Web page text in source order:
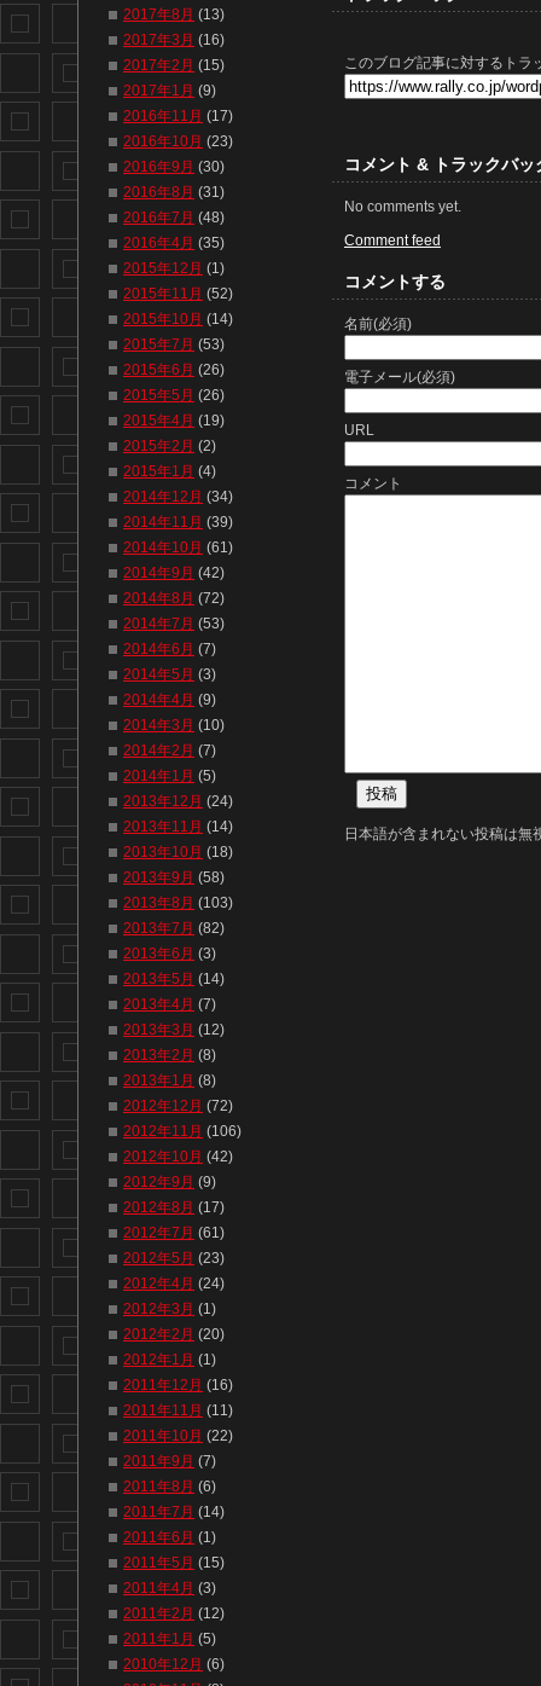
このブログ記事に対するトラ
コメント & トラックバッ
No comments yet.
Comment feed
コメントする
名前(必須)
電子メール(必須)
URL
コメント
日本語が含まれない投稿は無
2017年8月 (13)
2017年3月 (16)
2017年2月 (15)
2017年1月 (9)
2016年11月 (17)
2016年10月 (23)
2016年9月 (30)
2016年8月 (31)
2016年7月 (48)
2016年4月 (35)
2015年12月 (1)
2015年11月 (52)
2015年10月 (14)
2015年7月 (53)
2015年6月 (26)
2015年5月 (26)
2015年4月 (19)
2015年2月 (2)
2015年1月 (4)
2014年12月 (34)
2014年11月 (39)
2014年10月 (61)
2014年9月 (42)
2014年8月 (72)
2014年7月 (53)
2014年6月 (7)
2014年5月 (3)
2014年4月 (9)
2014年3月 (10)
2014年2月 (7)
2014年1月 (5)
2013年12月 (24)
2013年11月 (14)
2013年10月 (18)
2013年9月 (58)
2013年8月 (103)
2013年7月 (82)
2013年6月 (3)
2013年5月 (14)
2013年4月 (7)
2013年3月 (12)
2013年2月 (8)
2013年1月 (8)
2012年12月 (72)
2012年11月 (106)
2012年10月 (42)
2012年9月 (9)
2012年8月 (17)
2012年7月 (61)
2012年5月 (23)
2012年4月 (24)
2012年3月 (1)
2012年2月 (20)
2012年1月 (1)
2011年12月 (16)
2011年11月 (11)
2011年10月 (22)
2011年9月 (7)
2011年8月 (6)
2011年7月 (14)
2011年6月 (1)
2011年5月 (15)
2011年4月 (3)
2011年2月 (12)
2011年1月 (5)
2010年12月 (6)